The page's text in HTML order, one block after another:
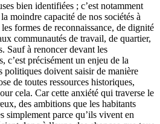
bien identifiées ; c’est notamment
moindre capacité de nos sociétés à
formes de reconnaissance, de dignité
communautés de travail, de quartier,
Sauf à renoncer devant les
c’est précisément un enjeu de la
politiques doivent saisir de manière
de toutes ressources historiques,
cela. Car cette anxiété qui traverse le
des ambitions que les habitants
simplement parce qu’ils vivent en